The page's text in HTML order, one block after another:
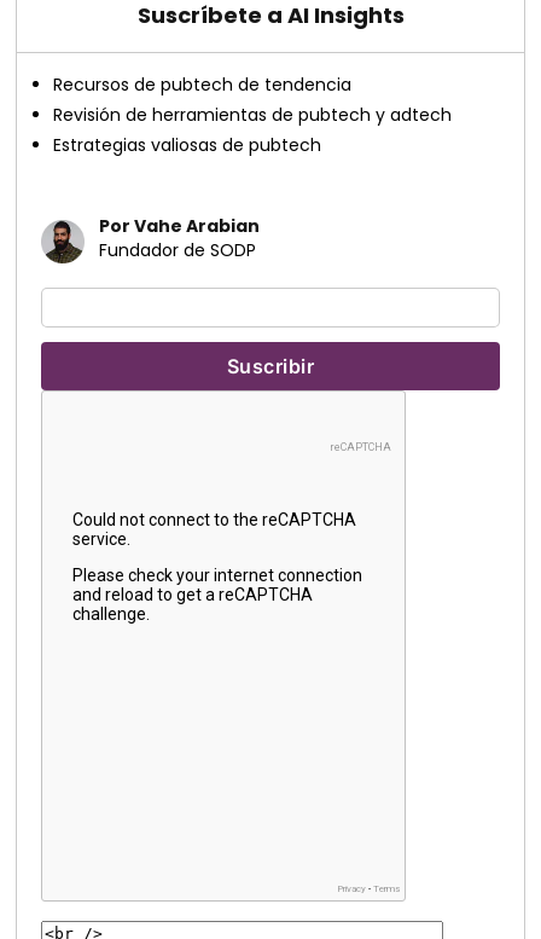
Suscríbete a AI Insights
Recursos de pubtech de tendencia
Revisión de herramientas de pubtech y adtech
Estrategias valiosas de pubtech
Por Vahe Arabian
Fundador de SODP